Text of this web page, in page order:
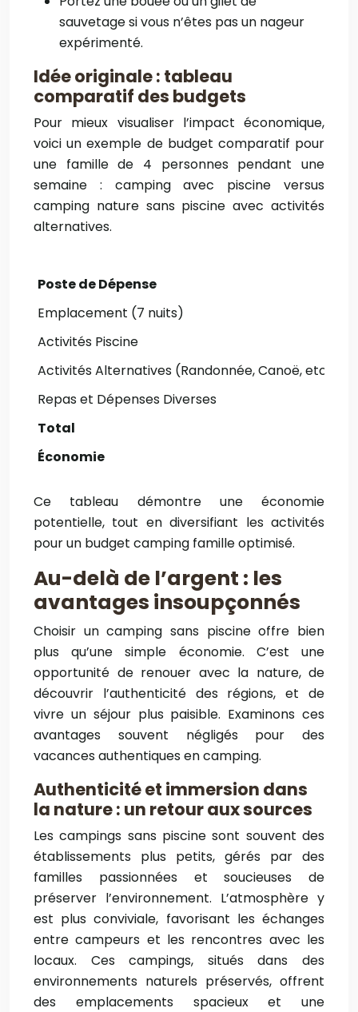
sauvetage si vous n’êtes pas un nageur
expérimenté.
Idée originale : tableau
comparatif des budgets
Pour mieux visualiser l’impact économique,
voici un exemple de budget comparatif pour
une famille de 4 personnes pendant une
semaine : camping avec piscine versus
camping nature sans piscine avec activités
alternatives.
Poste de Dépense
Emplacement (7 nuits)
Activités Piscine
Activités Alternatives (Randonnée, Canoë, etc.)
Repas et Dépenses Diverses
Total
Économie
Ce tableau démontre une économie
potentielle, tout en diversifiant les activités
pour un budget camping famille optimisé.
Au-delà de l’argent : les
avantages insoupçonnés
Choisir un camping sans piscine offre bien
plus qu’une simple économie. C’est une
opportunité de renouer avec la nature, de
découvrir l’authenticité des régions, et de
vivre un séjour plus paisible. Examinons ces
avantages souvent négligés pour des
vacances authentiques en camping.
Authenticité et immersion dans
la nature : un retour aux sources
Les campings sans piscine sont souvent des
établissements plus petits, gérés par des
familles passionnées et soucieuses de
préserver l’environnement. L’atmosphère y
est plus conviviale, favorisant les échanges
entre campeurs et les rencontres avec les
locaux. Ces campings, situés dans des
environnements naturels préservés, offrent
des emplacements spacieux et une